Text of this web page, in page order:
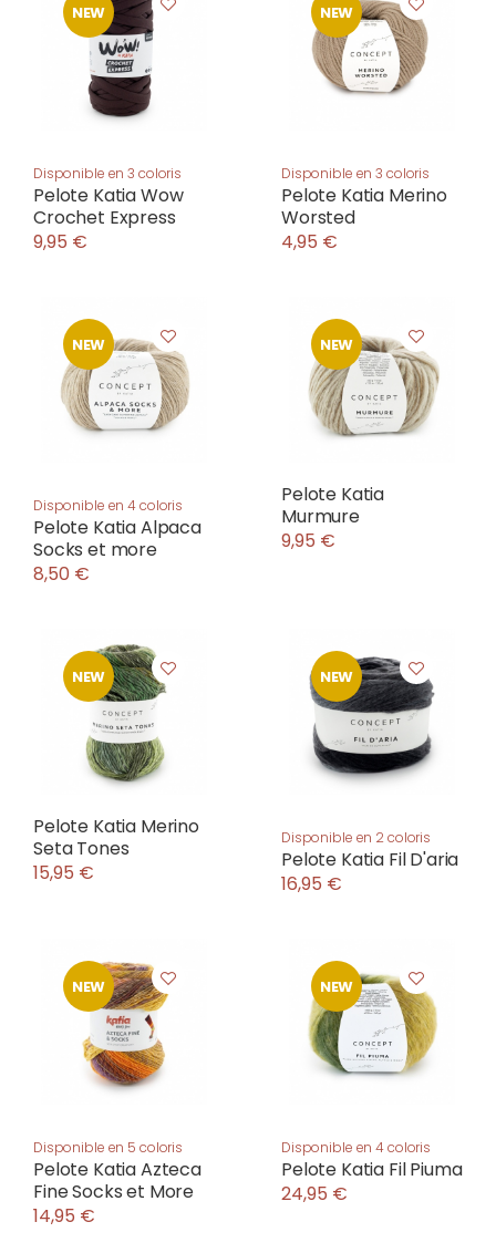
NEW
Disponible en 3 coloris
Pelote Katia Wow
Crochet Express
9,95 €
NEW
Disponible en 3 coloris
Pelote Katia Merino
Worsted
4,95 €
NEW
Disponible en 4 coloris
Pelote Katia Alpaca
Socks et more
8,50 €
NEW
Pelote Katia
Murmure
9,95 €
NEW
Pelote Katia Merino
Seta Tones
15,95 €
NEW
Disponible en 2 coloris
Pelote Katia Fil D'aria
16,95 €
NEW
Disponible en 5 coloris
Pelote Katia Azteca
Fine Socks et More
14,95 €
NEW
Disponible en 4 coloris
Pelote Katia Fil Piuma
24,95 €